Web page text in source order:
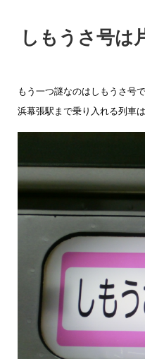
しもうさ号は
もう一つ謎なのはしもうさ号
浜幕張駅まで乗り入れる列車